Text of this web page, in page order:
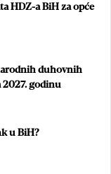
HDZ-a BiH za opće
duhovnih
godinu
u BiH?